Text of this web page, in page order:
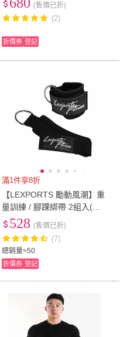
(售價已折)
(2)
折價券 登記
滿1件享8折
【LEXPORTS 勵動風潮】重
量訓練 / 腳踝綁帶 2組入(腳
踝綁帶 健身 重訓 舉重)
總銷量>50
528 (售價已折)
(7)
折價券 登記